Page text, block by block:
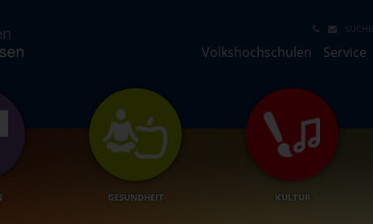
SUCHE
Volkshochschulen Service
GESUNDHEIT KULTUR